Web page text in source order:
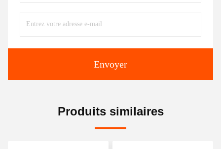
Envoyer
Produits similaires